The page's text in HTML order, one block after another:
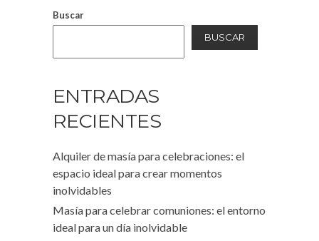
Buscar
BUSCAR
ENTRADAS
RECIENTES
Alquiler de masía para celebraciones: el
espacio ideal para crear momentos
inolvidables
Masía para celebrar comuniones: el entorno
ideal para un día inolvidable